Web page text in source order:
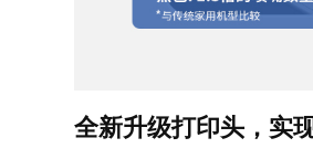
全新升级打印头，实